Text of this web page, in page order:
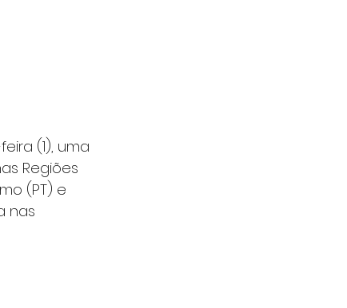
(1), uma
Regiões
(PT) e
nas